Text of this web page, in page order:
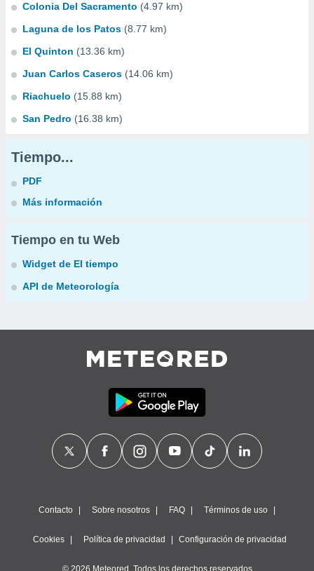
Colonia Del Sacramento (4.97 km)
Laguna de los Patos (8.77 km)
El Quinton (13.36 km)
Juan Carlos Caseros (14.06 km)
Riachuelo (15.88 km)
San Pedro (16.38 km)
Tiempo...
PDF
Más información
Tiempo en tu Web
Widget de El tiempo
API de Meteorología
Contacto Sobre nosotros FAQ Términos de uso
Cookies Política de privacidad Configuración de privacidad
© 2026 Meteored. Todos los derechos reservados